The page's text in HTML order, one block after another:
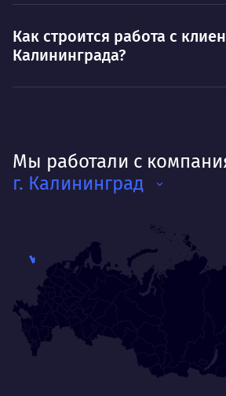
Как строится работа с
Калининграда?
Мы работали с
г. Калининград